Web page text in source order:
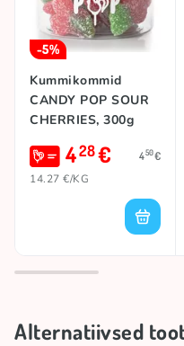
-5%
Kummikommid
CANDY POP SOUR
CHERRIES, 300g
428€ 450€
14.27 €/KG
Alternatiivsed